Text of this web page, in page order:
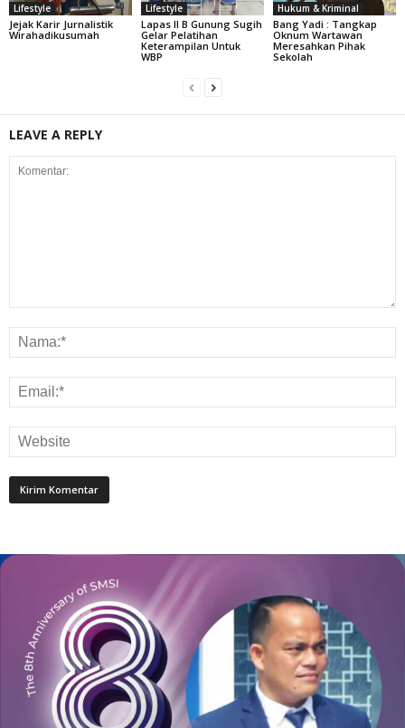
Lifestyle
Jejak Karir Jurnalistik
Wirahadikusumah
Lifestyle
Lapas II B Gunung Sugih
Gelar Pelatihan
Keterampilan Untuk
WBP
Hukum & Kriminal
Bang Yadi : Tangkap
Oknum Wartawan
Meresahkan Pihak
Sekolah
LEAVE A REPLY